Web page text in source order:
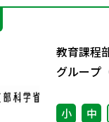
教育課程
グループ
小 中